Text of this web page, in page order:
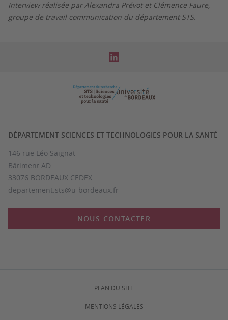
Interview réalisée par Alexandra Prévot et Clémence Faure,
groupe de travail communication du département STS.
DÉPARTEMENT SCIENCES ET TECHNOLOGIES POUR LA SANTÉ
146 rue Léo Saignat
Bâtiment AD
33076 BORDEAUX CEDEX
departement.sts@u-bordeaux.fr
NOUS CONTACTER
PLAN DU SITE
MENTIONS LÉGALES